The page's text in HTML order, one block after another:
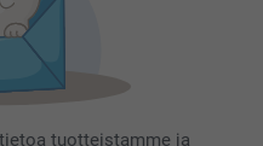
tuotteistamme ja